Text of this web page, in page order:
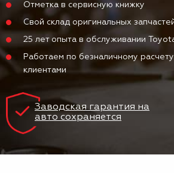
Отметка в сервисную книжку
Свой склад оригинальных
25 лет опыта в обслуживании
Работаем по безналичному
клиентами
Заводская гарантия на
авто сохраняется